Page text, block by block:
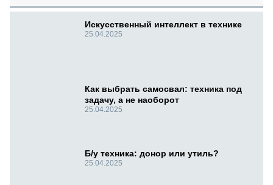
Искусственный интеллект в технике
25.04.2025
Как выбрать самосвал: техника под
задачу, а не наоборот
25.04.2025
Б/у техника: донор или утиль?
25.04.2025